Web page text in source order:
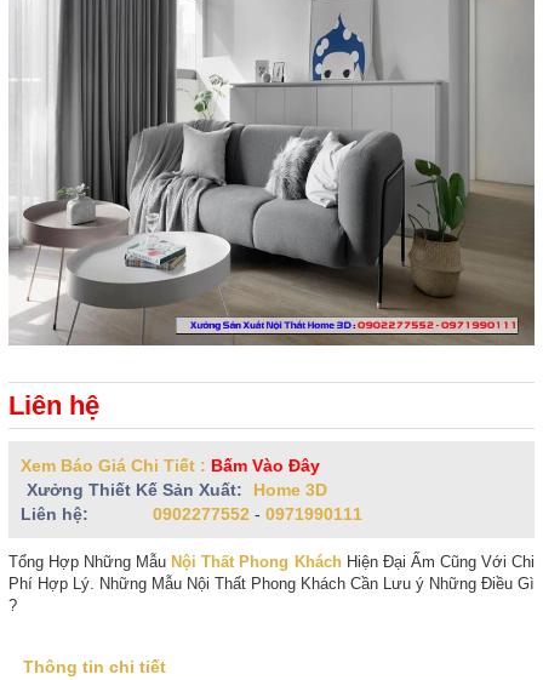
Liên hệ
Xem Báo Giá Chi Tiết : Bấm Vào Đây
Xưởng Thiết Kế Sản Xuất:
Home 3D
Liên hệ:
0902277552 - 0971990111
Tổng Hợp Những Mẫu Nội Thất Phong KháchHiện Đại Ấm Cũng Với Chi
Phí Hợp Lý. Những Mẫu Nội Thất Phong Khách Cần Lưu ý Những Điều Gì
?
Thông tin chi tiết